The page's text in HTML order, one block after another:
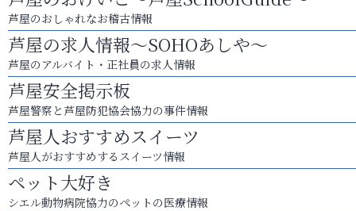
芦屋のおしゃれなお稽古情報
芦屋の求人情報～SOHOあしや～
芦屋のアルバイト・正社員の求人情報
芦屋安全掲示板
芦屋警察と芦屋防犯協会協力の事件情報
芦屋人おすすめスイーツ
芦屋人がおすすめするスイーツ情報
ペット大好き
シエル動物病院協力のペットの医療情報